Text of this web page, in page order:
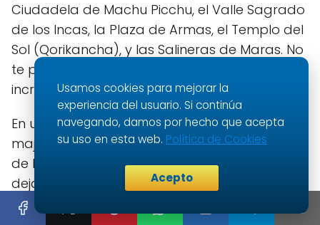
Ciudadela de Machu Picchu, el Valle Sagrado
de los Incas, la Plaza de Armas, el Templo del
Sol (Qorikancha), y las Salineras de Maras. No
te pierdas la experiencia de recorrer esta
increíble ciudad.
En un rincón mágico de Perú se encuentra la
majestuosa ciudad de Cusco, un destino lleno
de historia, cultura y belleza natural que no
dejará de sorprenderte. Si estás planeando
tu próxima aventura y te preguntas cuáles
Usamos cookies para mejorar la
experiencia del usuario. Si continúa
navegando, damos por hecho que acepta
su uso en esta web. Política de Cookies
Acepto